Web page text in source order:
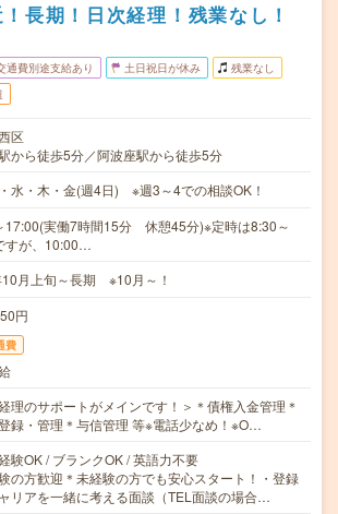
！長期！日次経理！残業なし！
通費別途支給あり 土日祝日が休み 残業なし
区
から徒歩5分／阿波座駅から徒歩5分
水・木・金(週4日) ※週3～4での相談OK！
17:00(実働7時間15分 休憩45分)※定時は8:30～
すが、10:00…
月上旬～長期 ※10月～！
円
費
理のサポートがメインです！＞＊債権入金管理＊
録・管理＊与信管理 等※電話少なめ！※O…
験OK / ブランクOK / 英語力不要
の方歓迎＊未経験の方でも安心スタート！・登録
リアを一緒に考える面談（TEL面談の場合…